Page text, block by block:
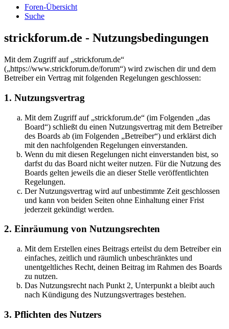
Foren-Übersicht
Suche
strickforum.de - Nutzungsbedingungen
Mit dem Zugriff auf „strickforum.de“
(„https://www.strickforum.de/forum“) wird zwischen dir und dem
Betreiber ein Vertrag mit folgenden Regelungen geschlossen:
1. Nutzungsvertrag
Mit dem Zugriff auf „strickforum.de“ (im Folgenden „das
Board“) schließt du einen Nutzungsvertrag mit dem Betreiber
des Boards ab (im Folgenden „Betreiber“) und erklärst dich
mit den nachfolgenden Regelungen einverstanden.
Wenn du mit diesen Regelungen nicht einverstanden bist, so
darfst du das Board nicht weiter nutzen. Für die Nutzung des
Boards gelten jeweils die an dieser Stelle veröffentlichten
Regelungen.
Der Nutzungsvertrag wird auf unbestimmte Zeit geschlossen
und kann von beiden Seiten ohne Einhaltung einer Frist
jederzeit gekündigt werden.
2. Einräumung von Nutzungsrechten
Mit dem Erstellen eines Beitrags erteilst du dem Betreiber ein
einfaches, zeitlich und räumlich unbeschränktes und
unentgeltliches Recht, deinen Beitrag im Rahmen des Boards
zu nutzen.
Das Nutzungsrecht nach Punkt 2, Unterpunkt a bleibt auch
nach Kündigung des Nutzungsvertrages bestehen.
3. Pflichten des Nutzers